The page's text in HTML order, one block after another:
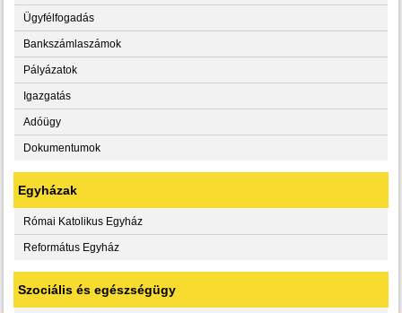
Ügyfélfogadás
Bankszámlaszámok
Pályázatok
Igazgatás
Adóügy
Dokumentumok
Egyházak
Római Katolikus Egyház
Református Egyház
Szociális és egészségügy